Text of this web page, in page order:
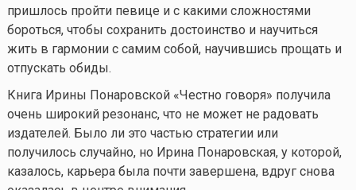
пришлось пройти певице и с какими сложностями
бороться, чтобы сохранить достоинство и научиться
жить в гармонии с самим собой, научившись прощать и
отпускать обиды.
Книга Ирины Понаровской «Честно говоря» получила
очень широкий резонанс, что не может не радовать
издателей. Было ли это частью стратегии или
получилось случайно, но Ирина Понаровская, у которой,
казалось, карьера была почти завершена, вдруг снова